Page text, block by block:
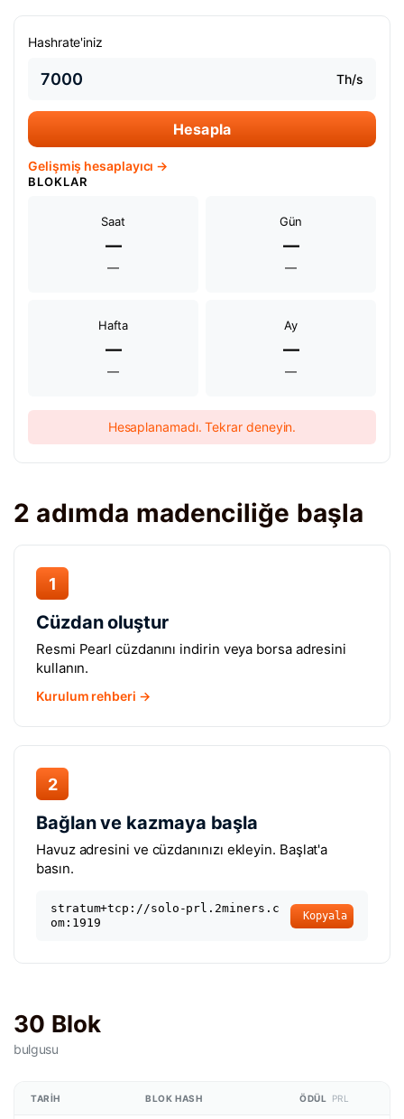
Hashrate'iniz
Th/s
Hesapla
Gelişmiş hesaplayıcı →
BLOKLAR
Saat
—
—
Gün
—
—
Hafta
—
—
Ay
—
—
Hesaplanamadı. Tekrar deneyin.
2 adımda madenciliğe başla
1
Cüzdan oluştur
Resmi Pearl cüzdanını indirin veya borsa adresini
kullanın.
Kurulum rehberi →
2
Bağlan ve kazmaya başla
Havuz adresini ve cüzdanınızı ekleyin. Başlat'a
basın.
stratum+tcp://solo-prl.2miners.c
om:1919
Kopyala
30 Blok
bulgusu
TARIH BLOK HASH ÖDÜL PRL